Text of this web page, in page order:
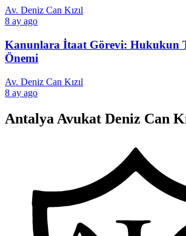
Av. Deniz Can Kızıl
8 ay ago
Kanunlara İtaat Görevi: Hukukun
Önemi
Av. Deniz Can Kızıl
8 ay ago
Antalya Avukat Deniz Can